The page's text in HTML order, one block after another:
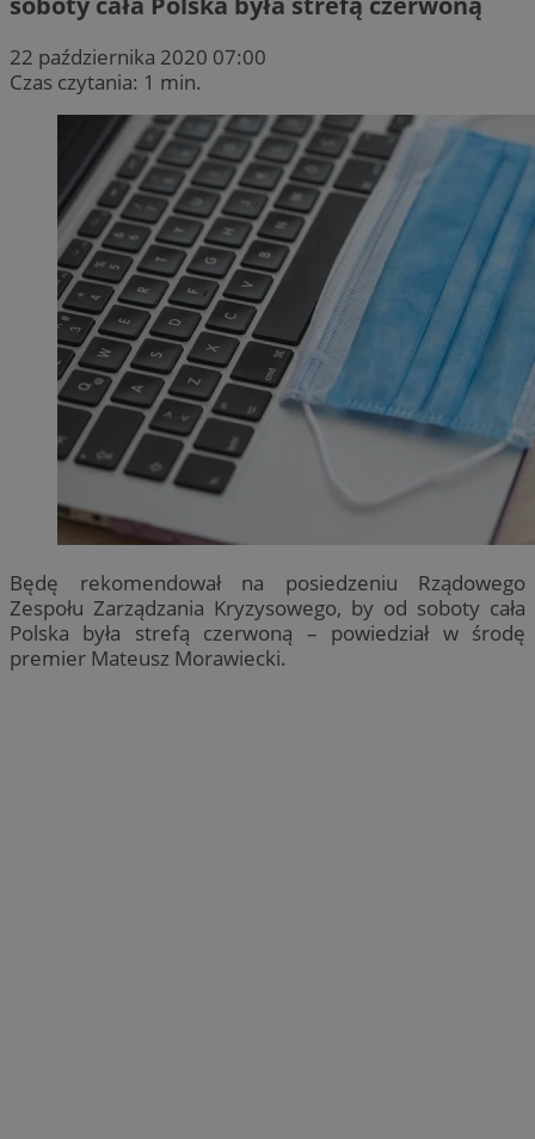
22 października 2020 07:00
Czas czytania: 1 min.
Będę rekomendował na posiedzeniu Rządowego
Zespołu Zarządzania Kryzysowego, by od soboty cała
Polska była strefą czerwoną – powiedział w środę
premier Mateusz Morawiecki.